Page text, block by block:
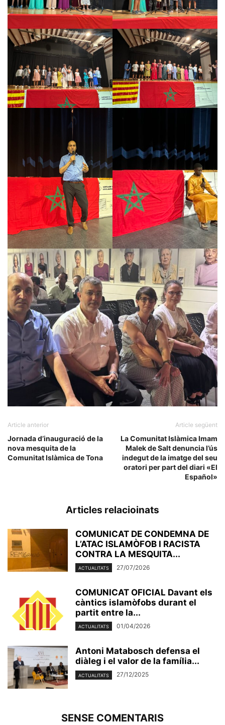
Article anterior
Jornada d’inauguració de la
nova mesquita de la
Comunitat Islàmica de Tona
Article següent
La Comunitat Islàmica Imam
Malek de Salt denuncia l’ús
indegut de la imatge del seu
oratori per part del diari «El
Español»
Articles relacioinats
COMUNICAT DE CONDEMNA DE
L’ATAC ISLAMÒFOB I RACISTA
CONTRA LA MESQUITA...
ACTUALITATS 27/07/2026
COMUNICAT OFICIAL Davant els
càntics islamòfobs durant el
partit entre la...
ACTUALITATS 01/04/2026
Antoni Matabosch defensa el
diàleg i el valor de la família...
ACTUALITATS 27/12/2025
SENSE COMENTARIS